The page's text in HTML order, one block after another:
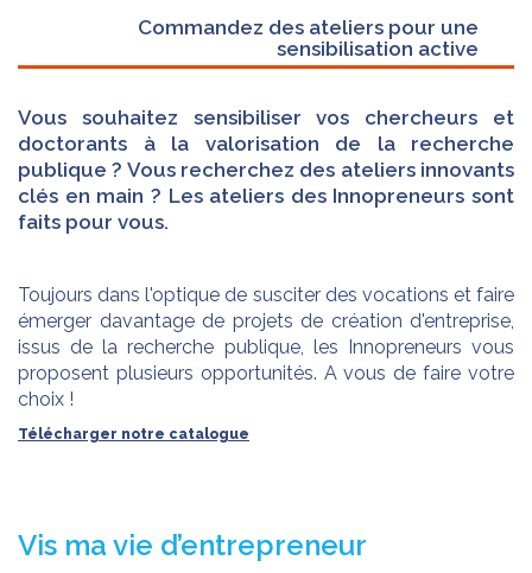
Commandez des ateliers pour une
sensibilisation active
Vous souhaitez sensibiliser vos chercheurs et
doctorants à la valorisation de la recherche
publique ? Vous recherchez des ateliers innovants
clés en main ? Les ateliers des Innopreneurs sont
faits pour vous.
Toujours dans l'optique de susciter des vocations et faire
émerger davantage de projets de création d'entreprise,
issus de la recherche publique, les Innopreneurs vous
proposent plusieurs opportunités. A vous de faire votre
choix !
Télécharger notre catalogue
Vis ma vie d’entrepreneur